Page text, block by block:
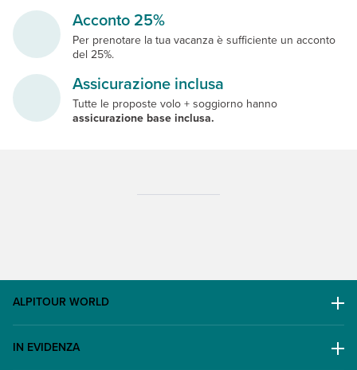
Acconto 25%
Per prenotare la tua vacanza è sufficiente un acconto
del 25%.
Assicurazione inclusa
Tutte le proposte volo + soggiorno hanno
assicurazione base inclusa.
ALPITOUR WORLD
AWARD
IN EVIDENZA